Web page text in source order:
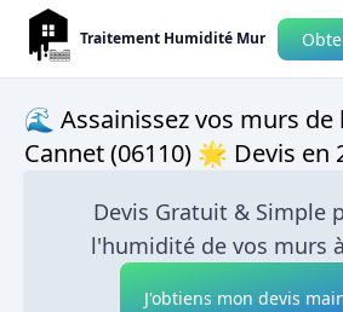
Traitement Humidité Mur
🌊 Assainissez vos murs
Cannet (06110) 🌟 Devis
Devis Gratuit & Simple
l'humidité de vos murs
J'obtiens mon devis